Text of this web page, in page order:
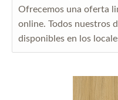
Ofrecemos una oferta
online. Todos nuestros
disponibles en los